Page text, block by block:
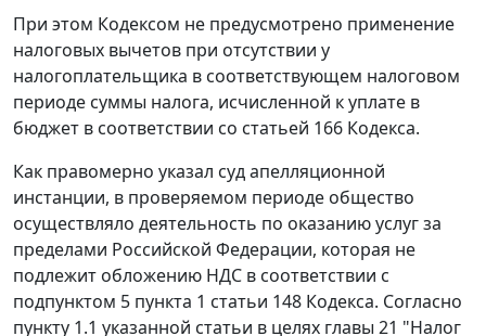
При этом Кодексом не предусмотрено применение
налоговых вычетов при отсутствии у
налогоплательщика в соответствующем налоговом
периоде суммы налога, исчисленной к уплате в
бюджет в соответствии со статьей 166 Кодекса.
Как правомерно указал суд апелляционной
инстанции, в проверяемом периоде общество
осуществляло деятельность по оказанию услуг за
пределами Российской Федерации, которая не
подлежит обложению НДС в соответствии с
подпунктом 5 пункта 1 статьи 148 Кодекса. Согласно
пункту 1.1 указанной статьи в целях главы 21 "Налог